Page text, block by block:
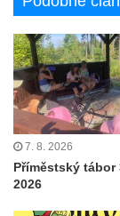
7. 8. 2026
Příměstský tábor
2026